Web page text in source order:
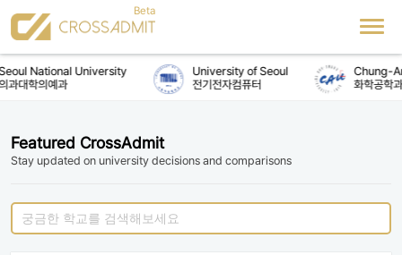
National University
과대학의예과
University of Seoul
전기전자컴퓨터
Chung-
화학공학과
Featured CrossAdmit
Stay updated on university decisions and comparisons